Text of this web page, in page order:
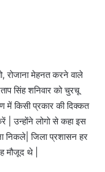
रोजाना मेहनत करने वाले
सिंह शनिवार को चुरचू
में किसी प्रकार की दिक्कत
| उन्होंने लोगो से कहा इस
निकले| जिला प्रशासन हर
मौजूद थे |